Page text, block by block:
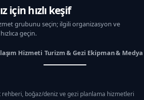
için hızlı keşif
grubunu seçin; ilgili organizasyon ve
geçin.
Hizmeti Turizm & Gezi Ekipman & Medya
boğaz/deniz ve gezi planlama hizmetleri